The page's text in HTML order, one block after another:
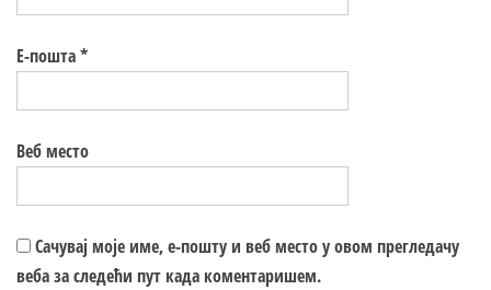
Е-пошта*
Веб место
Сачувај моје име, е-пошту и веб место у овом прегледачу
веба за следећи пут када коментаришем.